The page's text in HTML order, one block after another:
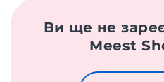
Ви ще не
Meest